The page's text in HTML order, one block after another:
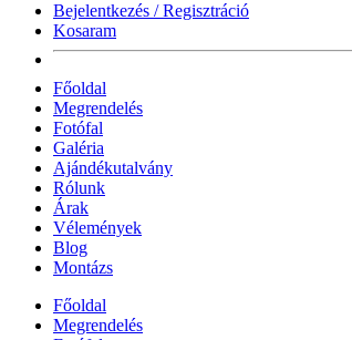
Bejelentkezés / Regisztráció
Kosaram
Főoldal
Megrendelés
Fotófal
Galéria
Ajándékutalvány
Rólunk
Árak
Vélemények
Blog
Montázs
Főoldal
Megrendelés